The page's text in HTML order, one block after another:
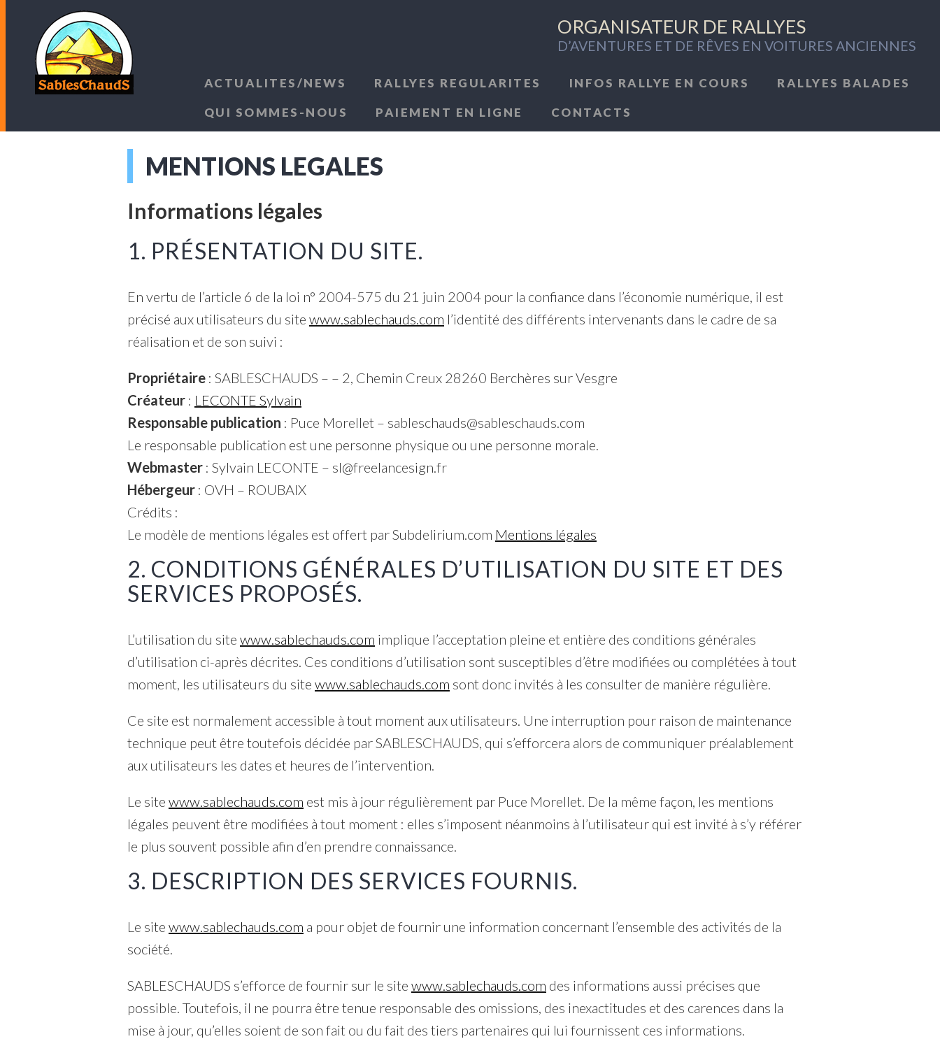
ORGANISATEUR DE RALLYES
D’AVENTURES ET DE RÊVES EN VOITURES ANCIENNES
ACTUALITES/NEWS RALLYES REGULARITES INFOS RALLYE EN COURS
RALLYES BALADES
QUI SOMMES-NOUS
PAIEMENT EN LIGNE CONTACTS
MENTIONS LEGALES
Informations légales
1. PRÉSENTATION DU SITE.
En vertu de l’article 6 de la loi n° 2004-575 du 21 juin 2004 pour la confiance dans l’économie numérique, il est
précisé aux utilisateurs du site www.sablechauds.com l’identité des différents intervenants dans le cadre de sa
réalisation et de son suivi :
Propriétaire : SABLESCHAUDS – – 2, Chemin Creux 28260 Berchères sur Vesgre
Créateur : LECONTE Sylvain
Responsable publication : Puce Morellet – sableschauds@sableschauds.com
Le responsable publication est une personne physique ou une personne morale.
Webmaster : Sylvain LECONTE – sl@freelancesign.fr
Hébergeur : OVH – ROUBAIX
Crédits :
Le modèle de mentions légales est offert par Subdelirium.com Mentions légales
2. CONDITIONS GÉNÉRALES D’UTILISATION DU SITE ET DES
SERVICES PROPOSÉS.
L’utilisation du site www.sablechauds.com implique l’acceptation pleine et entière des conditions générales
d’utilisation ci-après décrites. Ces conditions d’utilisation sont susceptibles d’être modifiées ou complétées à tout
moment, les utilisateurs du site www.sablechauds.com sont donc invités à les consulter de manière régulière.
Ce site est normalement accessible à tout moment aux utilisateurs. Une interruption pour raison de maintenance
technique peut être toutefois décidée par SABLESCHAUDS, qui s’efforcera alors de communiquer préalablement
aux utilisateurs les dates et heures de l’intervention.
Le site www.sablechauds.com est mis à jour régulièrement par Puce Morellet. De la même façon, les mentions
légales peuvent être modifiées à tout moment : elles s’imposent néanmoins à l’utilisateur qui est invité à s’y référer
le plus souvent possible afin d’en prendre connaissance.
3. DESCRIPTION DES SERVICES FOURNIS.
Le site www.sablechauds.com a pour objet de fournir une information concernant l’ensemble des activités de la
société.
SABLESCHAUDS s’efforce de fournir sur le site www.sablechauds.com des informations aussi précises que
possible. Toutefois, il ne pourra être tenue responsable des omissions, des inexactitudes et des carences dans la
mise à jour, qu’elles soient de son fait ou du fait des tiers partenaires qui lui fournissent ces informations.